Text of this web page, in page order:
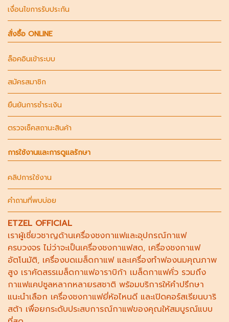
เงื่อนไขการรับประกัน
สั่งซื้อ ONLINE
ล็อคอินเข้าระบบ
สมัครสมาชิก
ยืนยันการชำระเงิน
ตรวจเช็คสถานะสินค้า
การใช้งานและการดูแลรักษา
คลิปการใช้งาน
คำถามที่พบบ่อย
ETZEL OFFICIAL
เราผู้เชี่ยวชาญด้านเครื่องชงกาแฟและอุปกรณ์กาแฟ
ครบวงจร ไม่ว่าจะเป็นเครื่องชงกาแฟสด, เครื่องชงกาแฟ
อัตโนมัติ, เครื่องบดเมล็ดกาแฟและเครื่องทำฟองนมคุณภาพ
สูง เราคัดสรรเมล็ดกาแฟอาราบิก้า เมล็ดกาแฟคั่ว รวมถึง
กาแฟแคปซูลหลากหลายรสชาติ พร้อมบริการให้คำปรึกษา
แนะนำเลือก เครื่องชงกาแฟยี่ห้อไหนดี และเปิดคอร์สเรียนบาริ
สต้า เพื่อยกระดับประสบการณ์กาแฟของคุณให้สมบูรณ์แบบ